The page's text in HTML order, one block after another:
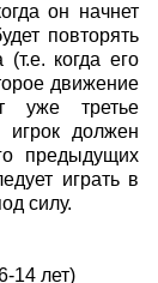
он начнет
повторять
когда его
движение
уже третье
игрок должен
предыдущих
играть в
силу.
14 лет)